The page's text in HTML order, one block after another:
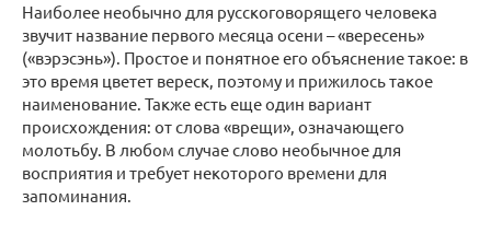
Наиболее необычно для русскоговорящего человека
звучит название первого месяца осени – «вересень»
(«вэрэсэнь»). Простое и понятное его объяснение такое: в
это время цветет вереск, поэтому и прижилось такое
наименование. Также есть еще один вариант
происхождения: от слова «врещи», означающего
молотьбу. В любом случае слово необычное для
восприятия и требует некоторого времени для
запоминания.